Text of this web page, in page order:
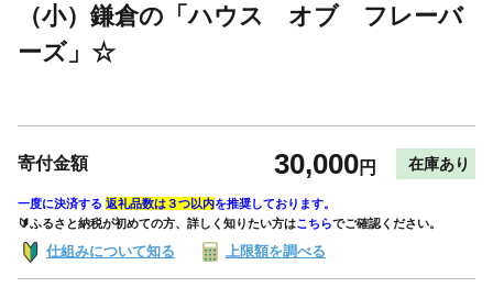
（小）鎌倉の「ハウス オブ フレーバ
ーズ」☆
寄付金額 30,000円 在庫あり
一度に決済する 返礼品数は３つ以内を推奨しております。
🔰ふるさと納税が初めての方、詳しく知りたい方はこちらでご確認ください。
仕組みについて知る 上限額を調べる